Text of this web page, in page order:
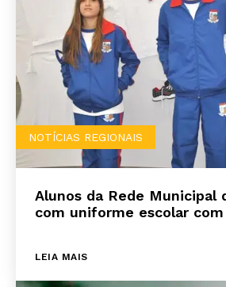
NOTÍCIAS REGIONAIS
Alunos da Rede Municipal
com uniforme escolar com
LEIA MAIS